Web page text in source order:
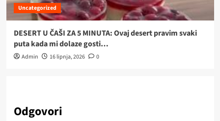
Uncategorized
DESERT U ČAŠI ZA 5 MINUTA: Ovaj desert pravim svaki
puta kada mi dolaze gosti…
Admin 16 lipnja, 2026 0
Odgovori